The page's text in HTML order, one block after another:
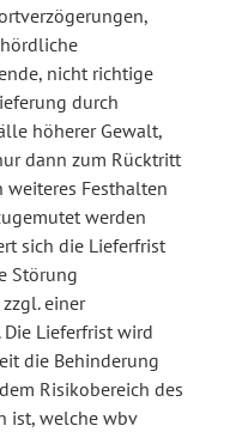
nicht richtige
durch
höherer Gewalt,
dann zum Rücktritt
weiteres Festhalten
werden
sich die Lieferfrist
Störung
einer
Lieferfrist wird
die Behinderung
Risikobereich des
ist, welche wbv